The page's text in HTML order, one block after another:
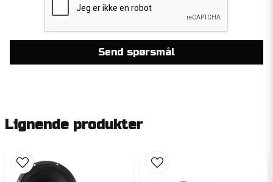
Tack för din fråga,
Vi skulle rekommendera detta steget då
SounDigital SD1200.2 EVO 5 - 2 Ohm
Mvh
Send spørsmål
Lignende produkter